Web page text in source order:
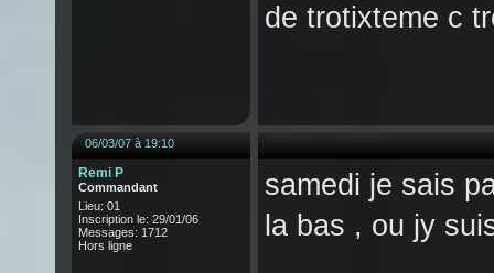
de trotixteme c
06/03/07 à 19:10
Remi P
Commandant
Lieu: 01
Inscription le: 29/01/06
Messages: 1712
Hors ligne
samedi je sais
la bas , ou jy